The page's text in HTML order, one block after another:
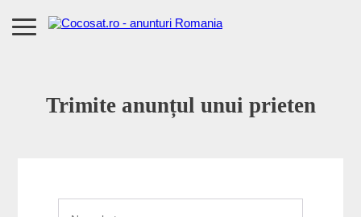
Trimite anunțul unui prieten